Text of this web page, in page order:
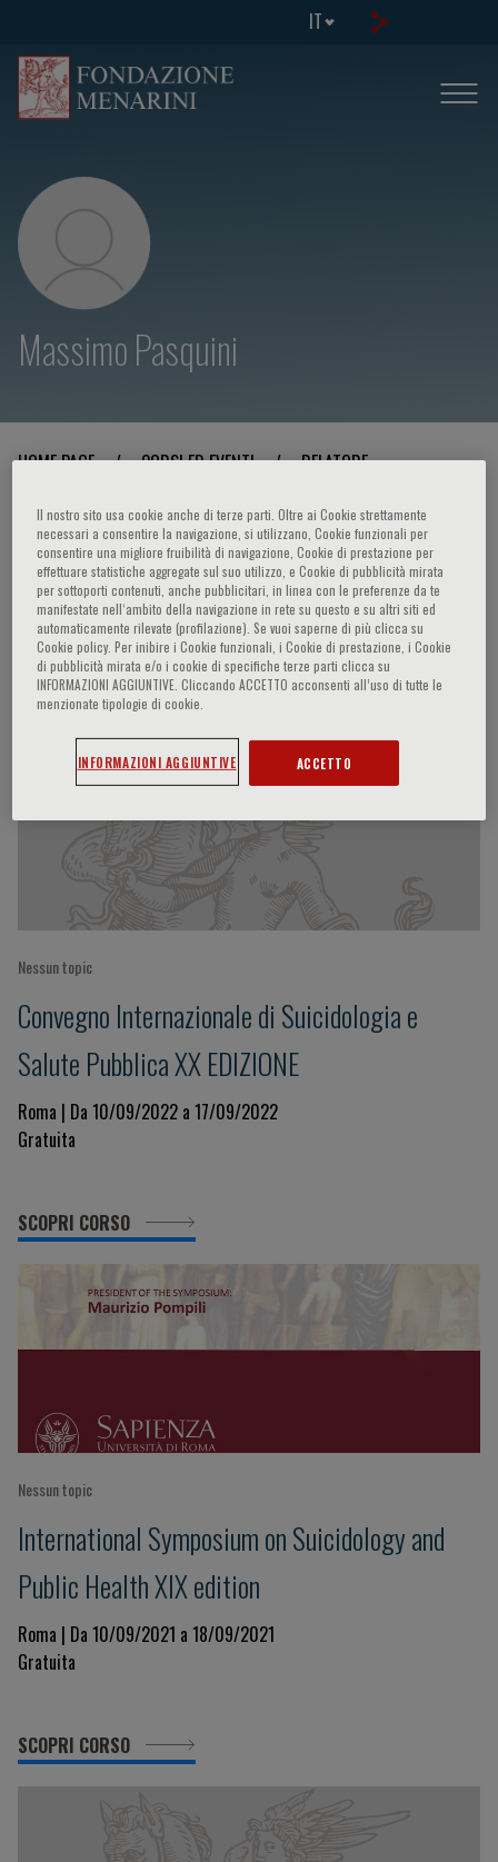
IT
Massimo Pasquini
HOME PAGE / CORSI ED EVENTI / RELATORE
Massimo Pasquini
Partecipazioni del relatore
Nessun topic
Convegno Internazionale di Suicidologia e
Salute Pubblica XX EDIZIONE
Roma | Da 10/09/2022 a 17/09/2022
Gratuita
SCOPRI CORSO
Nessun topic
International Symposium on Suicidology and
Public Health XIX edition
Roma | Da 10/09/2021 a 18/09/2021
Gratuita
SCOPRI CORSO
Il nostro sito usa cookie anche di terze parti. Oltre ai Cookie strettamente
necessari a consentire la navigazione, si utilizzano, Cookie funzionali per
consentire una migliore fruibilità di navigazione, Cookie di prestazione per
effettuare statistiche aggregate sul suo utilizzo, e Cookie di pubblicità mirata
per sottoporti contenuti, anche pubblicitari, in linea con le preferenze da te
manifestate nell‘ambito della navigazione in rete su questo e su altri siti ed
automaticamente rilevate (profilazione). Se vuoi saperne di più clicca su
Cookie policy. Per inibire i Cookie funzionali, i Cookie di prestazione, i Cookie
di pubblicità mirata e/o i cookie di specifiche terze parti clicca su
INFORMAZIONI AGGIUNTIVE. Cliccando ACCETTO acconsenti all’uso di tutte le
menzionate tipologie di cookie.
INFORMAZIONI AGGIUNTIVE ACCETTO